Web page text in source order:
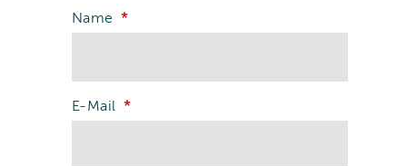
Name
E-Mail